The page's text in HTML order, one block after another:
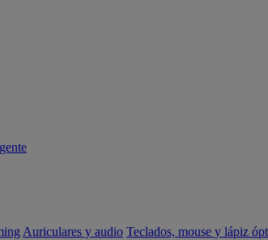
Auriculares y audio Teclados, mouse y lápiz